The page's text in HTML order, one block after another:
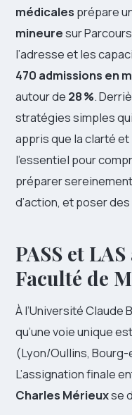
médicales prépare
mineuresur
l’adresse et les
470 admissions en
autour de 28 %.
stratégies simples
appris que la clarté
l’essentiel pour
préparer
d’action, et poser
PASS et
Faculté de
À l’Université Claude
qu’une voie unique
(Lyon/Oullins,
L’assignation finale
Charles Mérieuxse